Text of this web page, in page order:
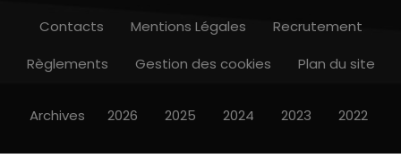
12h00 - 13h00
Contacts Mentions Légales
Recrutement
Règlements
Gestion des cookies Plan du site
Archives 2026 2025 2024 2023 2022